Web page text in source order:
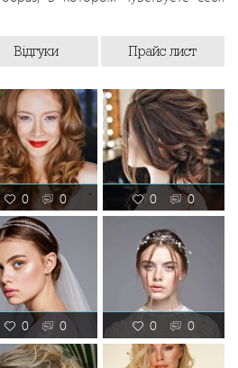
Відгуки Прайс лист
0 0 0 0
0 0 0 0